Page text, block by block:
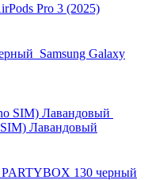
Pro 3 (2025)
Samsung Galaxy
Лавандовый
130 черный